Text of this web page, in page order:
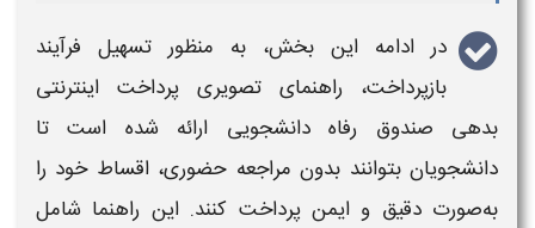
در ادامه این بخش، به منظور تسهیل فرآیند
بازپرداخت، راهنمای تصویری پرداخت اینترنتی
بدهی صندوق رفاه دانشجویی ارائه شده است تا
دانشجویانبتوانند بدون مراجعه حضوری،اقساط خود را
به‌صورت دقیق و ایمنپرداخت کنند. این راهنما شامل